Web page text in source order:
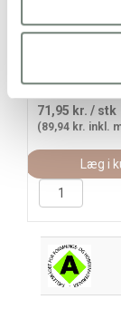
Textile Solid,
71,95 kr. / stk
(89,94 kr. inkl.
Læg i